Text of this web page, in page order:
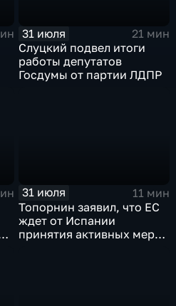
31 июля
21 мин
Слуцкий подвел итоги
работы депутатов
Госдумы от партии ЛДПР
31 июля
11 мин
Топорнин заявил, что ЕС
ждет от Испании
принятия активных мер